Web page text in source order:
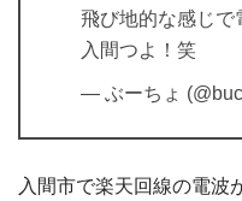
飛び地的な感じで
入間つよ！笑
— ぶーちょ
入間市で楽天回線の電波